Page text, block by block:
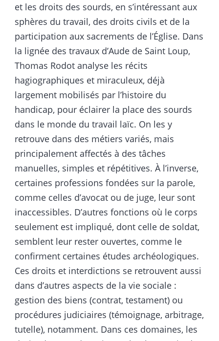
et les droits des sourds, en s’intéressant aux
sphères du travail, des droits civils et de la
participation aux sacrements de l’Église. Dans
la lignée des travaux d’Aude de Saint Loup,
Thomas Rodot analyse les récits
hagiographiques et miraculeux, déjà
largement mobilisés par l’histoire du
handicap, pour éclairer la place des sourds
dans le monde du travail laïc. On les y
retrouve dans des métiers variés, mais
principalement affectés à des tâches
manuelles, simples et répétitives. À l’inverse,
certaines professions fondées sur la parole,
comme celles d’avocat ou de juge, leur sont
inaccessibles. D’autres fonctions où le corps
seulement est impliqué, dont celle de soldat,
semblent leur rester ouvertes, comme le
confirment certaines études archéologiques.
Ces droits et interdictions se retrouvent aussi
dans d’autres aspects de la vie sociale :
gestion des biens (contrat, testament) ou
procédures judiciaires (témoignage, arbitrage,
tutelle), notamment. Dans ces domaines, les